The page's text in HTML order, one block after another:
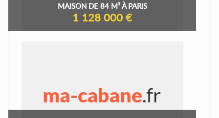
MAISON DE 84 M² À PARIS
1 128 000 €